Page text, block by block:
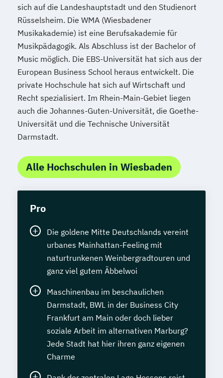
sich auf die Landeshauptstadt und den Studienort
Rüsselsheim. Die WMA (Wiesbadener
Musikakademie) ist eine Berufsakademie für
Musikpädagogik. Als Abschluss ist der Bachelor of
Music möglich. Die EBS-Universität hat sich aus der
European Business School heraus entwickelt. Die
private Hochschule hat sich auf Wirtschaft und
Recht spezialisiert. Im Rhein-Main-Gebiet liegen
auch die Johannes-Guten-Universität, die Goethe-
Universität und die Technische Universität
Darmstadt.
Alle Hochschulen in Wiesbaden
Pro
Die goldene Mitte Deutschlands vereint
urbanes Mainhattan-Feeling mit
naturtrunkenen Weinbergradtouren und
ganz viel gutem Äbbelwoi
Maschinenbau im beschaulichen
Darmstadt, BWL in der Business City
Frankfurt am Main oder doch lieber
soziale Arbeit im alternativen Marburg?
Jede Stadt hat hier ihren ganz eigenen
Charme